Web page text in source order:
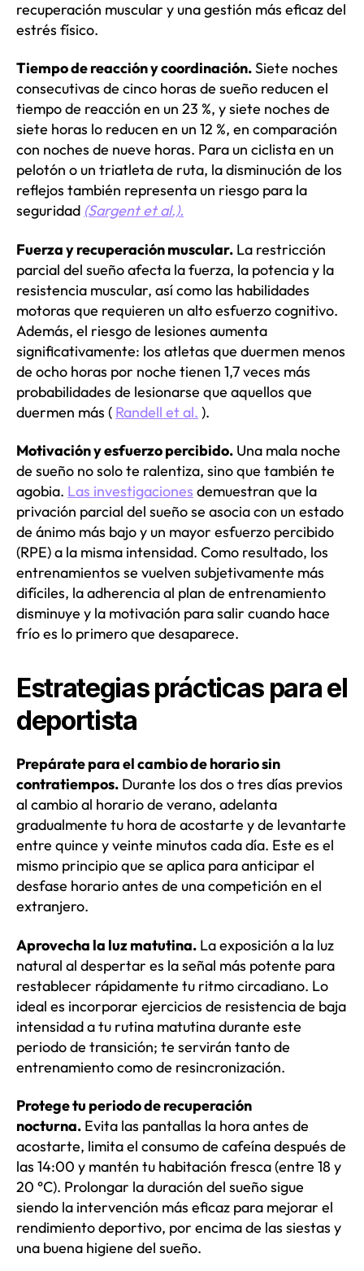
recuperación muscular y una gestión más eficaz del
estrés físico.
Tiempo de reacción y coordinación.Siete noches
consecutivas de cinco horas de sueño reducen el
tiempo de reacción en un 23 %, y siete noches de
siete horas lo reducen en un 12 %, en comparación
con noches de nueve horas. Para un ciclista en un
pelotón o un triatleta de ruta, la disminución de los
reflejos también representa un riesgo para la
seguridad (Sargent et al.).
Fuerza y ​​recuperación muscular. La restricción
parcial del sueño afecta la fuerza, la potencia y la
resistencia muscular, así como las habilidades
motoras que requieren un alto esfuerzo cognitivo.
Además, el riesgo de lesiones aumenta
significativamente: los atletas que duermen menos
de ocho horas por noche tienen 1,7 veces más
probabilidades de lesionarse que aquellos que
duermen más ( Randell et al. ).
Motivación y esfuerzo percibido. Una mala noche
de sueño no solo te ralentiza, sino que también te
agobia. Las investigaciones demuestran que la
privación parcial del sueño se asocia con un estado
de ánimo más bajo y un mayor esfuerzo percibido
(RPE) a la misma intensidad. Como resultado, los
entrenamientos se vuelven subjetivamente más
difíciles, la adherencia al plan de entrenamiento
disminuye y la motivación para salir cuando hace
frío es lo primero que desaparece.
Estrategias prácticas para el
deportista
Prepárate para el cambio de horario sin
contratiempos. Durante los dos o tres días previos
al cambio al horario de verano, adelanta
gradualmente tu hora de acostarte y de levantarte
entre quince y veinte minutos cada día. Este es el
mismo principio que se aplica para anticipar el
desfase horario antes de una competición en el
extranjero.
Aprovecha la luz matutina. La exposición a la luz
natural al despertar es la señal más potente para
restablecer rápidamente tu ritmo circadiano. Lo
ideal es incorporar ejercicios de resistencia de baja
intensidad a tu rutina matutina durante este
periodo de transición; te servirán tanto de
entrenamiento como de resincronización.
Protege tu periodo de recuperación
nocturna. Evita las pantallas la hora antes de
acostarte, limita el consumo de cafeína después de
las 14:00 y mantén tu habitación fresca (entre 18 y
20 °C). Prolongar la duración del sueño sigue
siendo la intervención más eficaz para mejorar el
rendimiento deportivo, por encima de las siestas y
una buena higiene del sueño.